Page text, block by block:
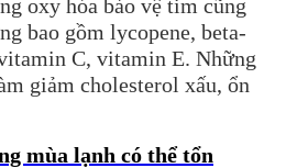
oxy hóa bảo vệ tim cũng
bao gồm lycopene, beta-
C, vitamin E. Những
giảm cholesterol xấu, ổn
mùa lạnh có thể tổn